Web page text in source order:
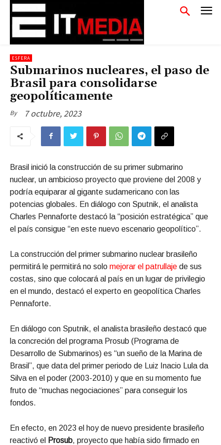
ESFERA
Submarinos nucleares, el paso de
Brasil para consolidarse
geopolíticamente
By 7 octubre, 2023
Brasil inició la construcción de su primer submarino
nuclear, un ambicioso proyecto que proviene del 2008 y
podría equiparar al gigante sudamericano con las
potencias globales. En diálogo con Sputnik, el analista
Charles Pennaforte destacó la “posición estratégica” que
el país consigue “en este nuevo escenario geopolítico”.
La construcción del primer submarino nuclear brasileño
permitirá le permitirá no solo mejorar el patrullaje de sus
costas, sino que colocará al país en un lugar de privilegio
en el mundo, destacó el experto en geopolítica Charles
Pennaforte.
En diálogo con Sputnik, el analista brasileño destacó que
la concreción del programa Prosub (Programa de
Desarrollo de Submarinos) es “un sueño de la Marina de
Brasil”, que data del primer periodo de Luiz Inacio Lula da
Silva en el poder (2003-2010) y que en su momento fue
fruto de “muchas negociaciones” para conseguir los
fondos.
En efecto, en 2023 el hoy de nuevo presidente brasileño
reactivó el Prosub, proyecto que había sido firmado en